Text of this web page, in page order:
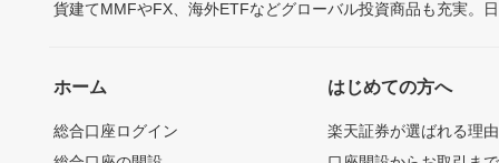
貨建てMMFやFX、海外ETFなどグローバル投資商品も充実。
ホーム
総合口座ログイン
はじめての方へ
楽天証券が選ばれる理由